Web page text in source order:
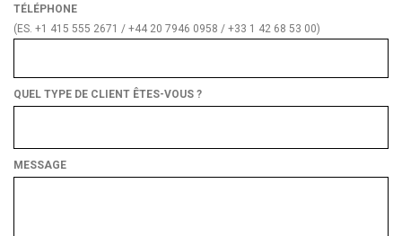
TÉLÉPHONE
(ES. +1 415 555 2671 / +44 20 7946 0958 / +33 1 42 68 53 00)
QUEL TYPE DE CLIENT ÊTES-VOUS ?
de
MESSAGE